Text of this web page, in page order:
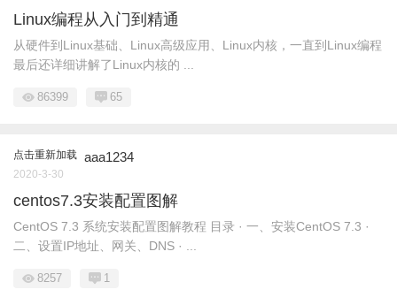
Linux编程从入门到精通
从硬件到Linux基础、Linux高级应用、Linux内核，一直到Linux编程
最后还详细讲解了Linux内核的 ...
86399 65
点击重新加载 aaa1234
2020-3-30
centos7.3安装配置图解
CentOS 7.3 系统安装配置图解教程 目录 · 一、安装CentOS 7.3 ·
二、设置IP地址、网关、DNS · ...
8257 1